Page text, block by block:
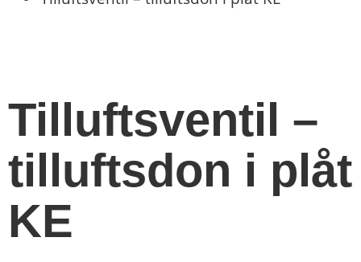
Tilluftsventil –
tilluftsdon i plåt
KE